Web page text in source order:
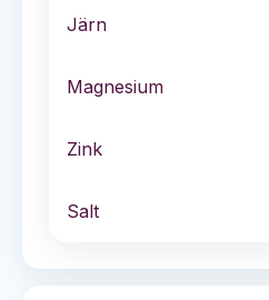
Järn
Magnesium
Zink
Salt